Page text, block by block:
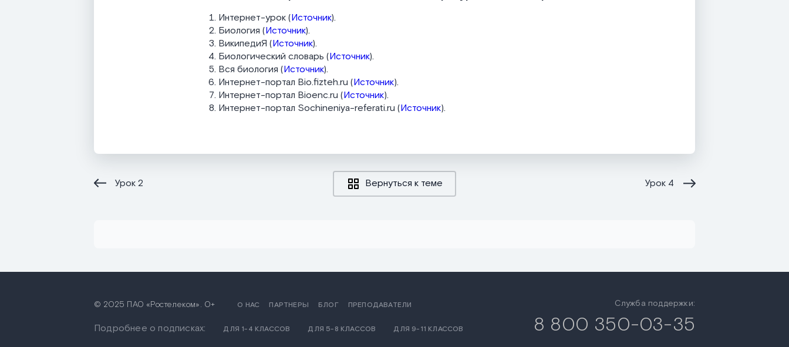
Интернет-урок (Источник).
Биология (Источник).
ВикипедиЯ (Источник).
Биологический словарь (Источник).
Вся биология (Источник).
Интернет-портал Bio.fizteh.ru (Источник).
Интернет-портал Bioenc.ru (Источник).
Интернет-портал Sochineniya-referati.ru (Источник).
Урок2 Вернуться к теме Урок 4
© 2025 ПАО «Ростелеком». 0+ О НАС ПАРТНЕРЫ БЛОГ ПРЕПОДАВАТЕЛИ
Подробнее о подписках: ДЛЯ 1-4 КЛАССОВ ДЛЯ 5-8 КЛАССОВ ДЛЯ 9-11 КЛАССОВ
Служба поддержки:
8 800 350-03-35